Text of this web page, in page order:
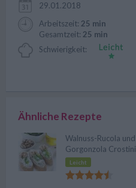
29.01.2018
Arbeitszeit: 25 min
Gesamtzeit: 25 min
Schwierigkeit:
Ähnliche Rezepte
Walnuss-Rucola und
Gorgonzola Crostini
Leicht